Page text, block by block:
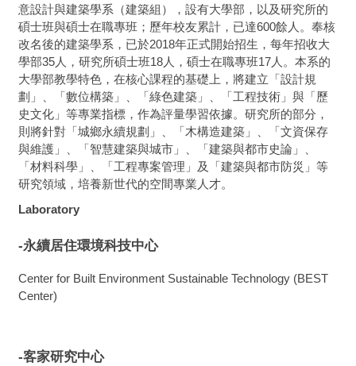
意設計與建築學系（建築組），設有大學部，以及研究所的
碩士班與碩士在職專班；歷年校友累計，已達600餘人。奉核
改名後的建築學系，已於2018年正式開始招生，每年招收大
學部35人，研究所碩士班18人，碩士在職專班17人。本系的
大學部教學特色，在核心課程的基礎上，將建立「設計規
劃」、「數位構築」、「綠色建築」、「工程技術」與「歷
史文化」等專業指標，作為評量學習依據。研究所的部分，
則將針對「城鄉永續規劃」、「木構造建築」、「文資保存
與維護」、「智慧建築與城市」、「建築與都市史論」、
「材料科學」、「工程專案管理」及「建築與都市防災」等
研究領域，培養新世代的空間專業人才。
Laboratory
-永續居住環境科技中心
Center for Built Environment Sustainable Technology (BEST
Center)
-客家研究中心